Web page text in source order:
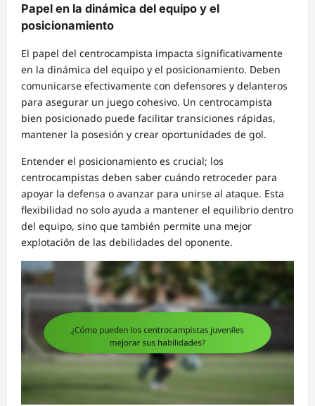
Papel en la dinámica del equipo y el
posicionamiento
El papel del centrocampista impacta significativamente
en la dinámica del equipo y el posicionamiento. Deben
comunicarse efectivamente con defensores y delanteros
para asegurar un juego cohesivo. Un centrocampista
bien posicionado puede facilitar transiciones rápidas,
mantener la posesión y crear oportunidades de gol.
Entender el posicionamiento es crucial; los
centrocampistas deben saber cuándo retroceder para
apoyar la defensa o avanzar para unirse al ataque. Esta
flexibilidad no solo ayuda a mantener el equilibrio dentro
del equipo, sino que también permite una mejor
explotación de las debilidades del oponente.